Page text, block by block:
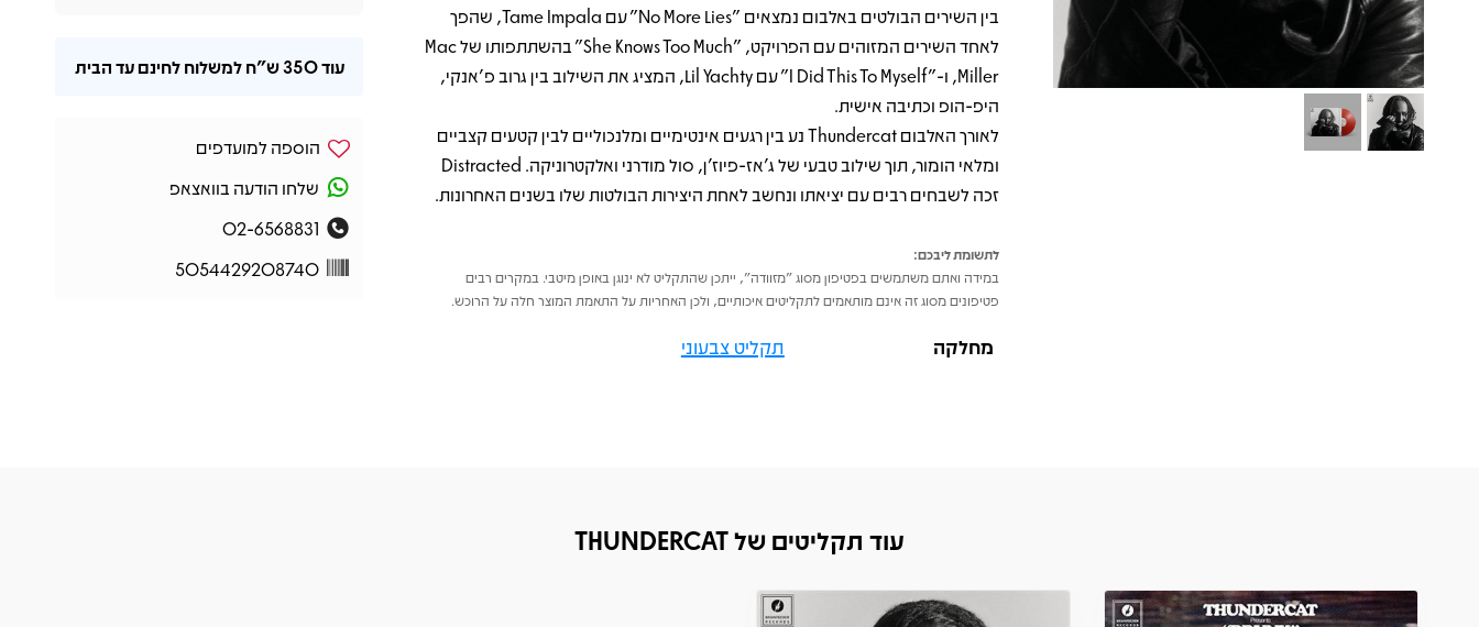
בין השירים הבולטים באלבום נמצאים "No More Lies" עם Tame Impala, שהפך
לאחד השירים המזוהים עם הפרויקט, "She Knows Too Much" בהשתתפותו של Mac
Miller, ו-"I Did This To Myself" עם Lil Yachty, המציג את השילוב בין גרוב פ'אנקי,
היפ-הופ וכתיבה אישית.
לאורך האלבום Thundercat נע בין רגעים אינטימיים ומלנכוליים לבין קטעים קצביים
ומלאי הומור, תוך שילוב טבעי של ג'אז-פיוז'ן, סול מודרני ואלקטרוניקה. Distracted
זכה לשבחים רבים עם יציאתו ונחשב לאחת היצירות הבולטות שלו בשנים האחרונות.
לתשומת ליבכם:
במידה ואתם משתמשים בפטיפון מסוג "מזוודה", ייתכן שהתקליט לא ינוגן באופן מיטבי. במקרים רבים
פטיפונים מסוג זה אינם מותאמים לתקליטים איכותיים, ולכן האחריות על התאמת המוצר חלה על הרוכש.
מחלקה תקליט צבעוני
עוד350 ש"ח למשלוח לחינם עד הבית
הוספה למועדפים
שלחו הודעה בוואצאפ
02-6568831
5054429208740
עוד תקליטים של THUNDERCAT